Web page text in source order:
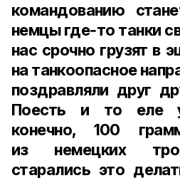
командованию
немцы где‑то танки
нас срочно грузят в
на танкоопасное
поздравляли друг
Поесть и то еле
конечно, 100
из немецких
старались это